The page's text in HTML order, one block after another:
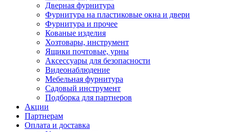
Дверная фурнитура
Фурнитура на пластиковые окна и двери
Фурнитура и прочее
Кованые изделия
Хозтовары, инструмент
Ящики почтовые, урны
Аксессуары для безопасности
Видеонаблюдение
Мебельная фурнитура
Садовый инструмент
Подборка для партнеров
Акции
Партнерам
Оплата и доставка